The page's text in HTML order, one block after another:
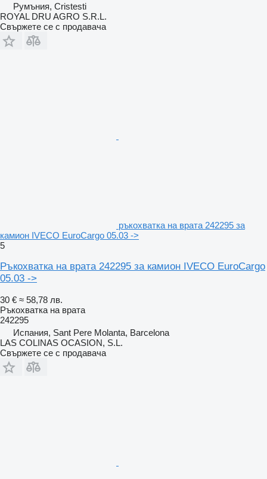
Румъния, Cristesti
ROYAL DRU AGRO S.R.L.
Свържете се с продавача
ръкохватка на врата 242295 за
камион IVECO EuroCargo 05.03 ->
5
Ръкохватка на врата 242295 за камион IVECO EuroCargo
05.03 ->
30 € ≈ 58,78 лв.
Ръкохватка на врата
242295
Испания, Sant Pere Molanta, Barcelona
LAS COLINAS OCASION, S.L.
Свържете се с продавача